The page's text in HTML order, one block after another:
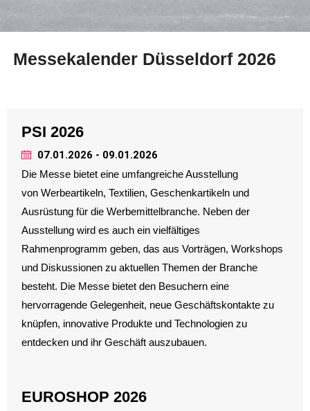
Messekalender Düsseldorf 2026
PSI 2026
07.01.2026 - 09.01.2026
Die Messe bietet eine umfangreiche Ausstellung
von Werbeartikeln, Textilien, Geschenkartikeln und
Ausrüstung für die Werbemittelbranche. Neben der
Ausstellung wird es auch ein vielfältiges
Rahmenprogramm geben, das aus Vorträgen, Workshops
und Diskussionen zu aktuellen Themen der Branche
besteht. Die Messe bietet den Besuchern eine
hervorragende Gelegenheit, neue Geschäftskontakte zu
knüpfen, innovative Produkte und Technologien zu
entdecken und ihr Geschäft auszubauen.
EUROSHOP 2026